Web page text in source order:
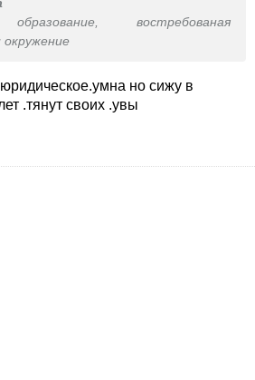
востребованая
окружение
но сижу в
.тянут своих .увы